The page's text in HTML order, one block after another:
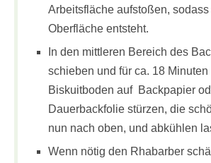
Arbeitsfläche aufstoßen,
Oberfläche entsteht.
In den mittleren Bereich des
schieben und für ca. 18
Biskuitboden auf Backpapier
Dauerbackfolie stürzen, die
nun nach oben, und abkühlen
Wenn nötig den Rhabarber